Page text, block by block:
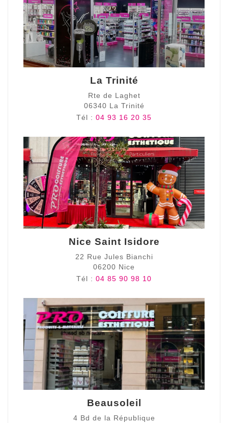
La Trinité
Rte de Laghet
06340 La Trinité
Tél : 04 93 16 20 35
Nice Saint Isidore
22 Rue Jules Bianchi
06200 Nice
Tél : 04 85 90 98 10
Beausoleil
4 Bd de la République